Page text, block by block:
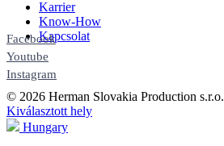
Karrier
Know-How
Kapcsolat
Facebook
Youtube
Instagram
© 2026 Herman Slovakia Production s.r.o.
Kiválasztott hely
Hungary